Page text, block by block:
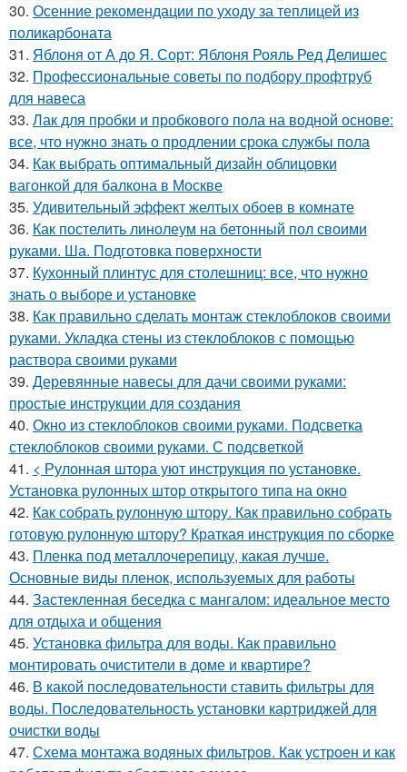
30. Осенние рекомендации по уходу за теплицей из
поликарбоната
31. Яблоня от А до Я. Сорт: Яблоня Рояль Ред Делишес
32. Профессиональные советы по подбору профтруб
для навеса
33. Лак для пробки и пробкового пола на водной основе:
все, что нужно знать о продлении срока службы пола
34. Как выбрать оптимальный дизайн облицовки
вагонкой для балкона в Москве
35. Удивительный эффект желтых обоев в комнате
36. Как постелить линолеум на бетонный пол своими
руками. Ша. Подготовка поверхности
37. Кухонный плинтус для столешниц: все, что нужно
знать о выборе и установке
38. Как правильно сделать монтаж стеклоблоков своими
руками. Укладка стены из стеклоблоков с помощью
раствора своими руками
39. Деревянные навесы для дачи своими руками:
простые инструкции для создания
40. Окно из стеклоблоков своими руками. Подсветка
стеклоблоков своими руками. С подсветкой
41. < Рулонная штора уют инструкция по установке.
Установка рулонных штор открытого типа на окно
42. Как собрать рулонную штору. Как правильно собрать
готовую рулонную штору? Краткая инструкция по сборке
43. Пленка под металлочерепицу, какая лучше.
Основные виды пленок, используемых для работы
44. Застекленная беседка с мангалом: идеальное место
для отдыха и общения
45. Установка фильтра для воды. Как правильно
монтировать очистители в доме и квартире?
46. В какой последовательности ставить фильтры для
воды. Последовательность установки картриджей для
очистки воды
47. Схема монтажа водяных фильтров. Как устроен и как